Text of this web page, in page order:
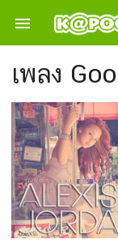

เพลง